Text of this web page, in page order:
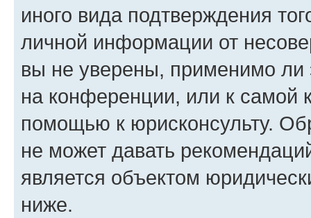
иного вида подтверждения
личной информации от
вы не уверены, применимо ли
на конференции, или к самой
помощью к юрисконсульту.
не может давать
является объектом
ниже.